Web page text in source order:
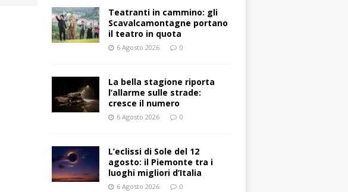
Teatranti in cammino: gli
Scavalcamontagne portano
il teatro in quota
6 Agosto 2026 0
La bella stagione riporta
l’allarme sulle strade:
cresce il numero
6 Agosto 2026 0
L’eclissi di Sole del 12
agosto: il Piemonte tra i
luoghi migliori d’Italia
6 Agosto 2026 0